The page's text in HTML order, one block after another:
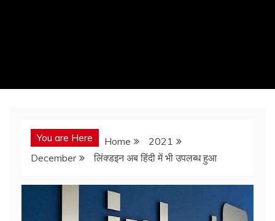
You are Here Home
2021
December
लिंक्डइन अब हिंदी में भी उपलब्ध हुआ